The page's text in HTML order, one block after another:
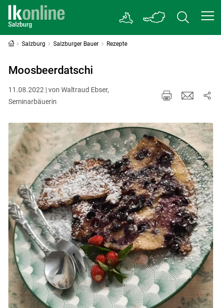
Salzburg Salzburger Bauer Rezepte
Moosbeerdatschi
11.08.2022 | von Waltraud Ebser,
Seminarbäuerin